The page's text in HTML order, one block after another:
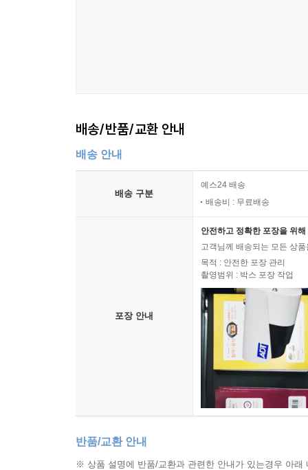
배송/반품/교환 안내
배송 안내
배송 구분
예스24 배송
배송비 : 무료배송
포장 안내
안전하고 정확한 포장을 위
고객님께 배송되는 모든 상
목적 : 안전한 포장 관리
촬영범위 : 박스 포장 작업
반품/교환 안내
※ 상품 설명에 반품/교환과 관련한 안내가 있는경우 아